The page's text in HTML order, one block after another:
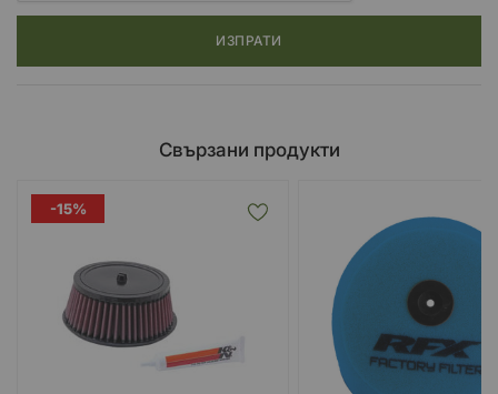
ИЗПРАТИ
Свързани продукти
-15%